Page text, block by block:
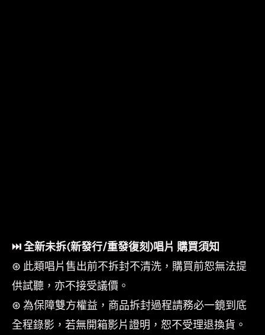
⏭︎ 全新未拆(新發行/重發復刻)唱片 購買須知
⊛ 此類唱片售出前不拆封不清洗，購買前恕無法提
供試聽，亦不接受議價。
⊛ 為保障雙方權益，商品拆封過程請務必一鏡到底
全程錄影，若無開箱影片證明，恕不受理退換貨。